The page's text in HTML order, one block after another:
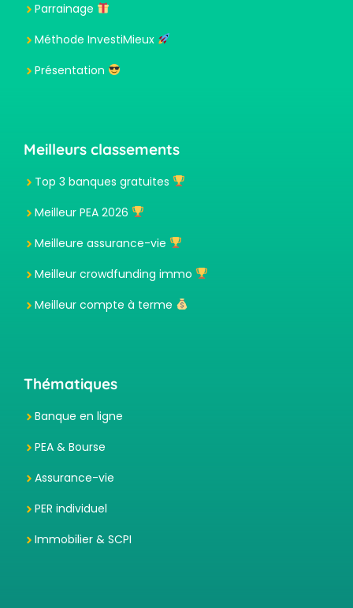
Parrainage
Méthode InvestiMieux
Présentation
Meilleurs classements
Top 3 banques gratuites
Meilleur PEA 2026
Meilleure assurance-vie
Meilleur crowdfunding immo
Meilleur compte à terme
Thématiques
Banque en ligne
PEA & Bourse
Assurance-vie
PER individuel
Immobilier & SCPI